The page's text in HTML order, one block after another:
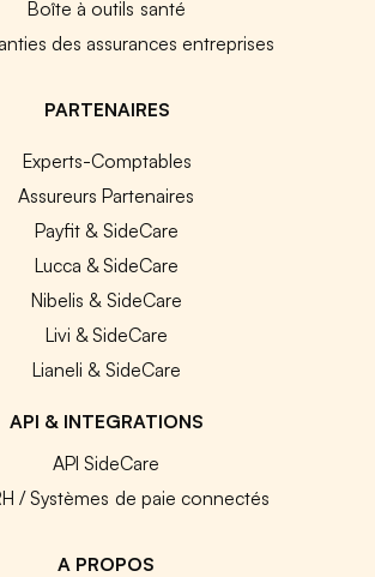
Boîte à outils santé
des assurances entreprises
PARTENAIRES
Experts-Comptables
Assureurs Partenaires
Payfit & SideCare
Lucca & SideCare
Nibelis & SideCare
Livi & SideCare
Lianeli & SideCare
API & INTEGRATIONS
API SideCare
/ Systèmes de paie connectés
A PROPOS